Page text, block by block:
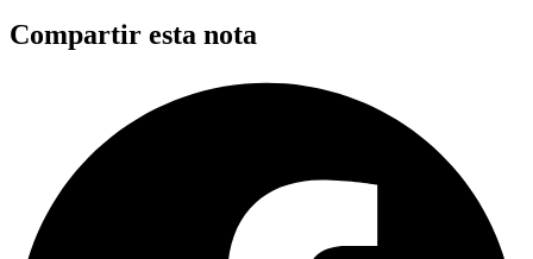
Compartir esta nota